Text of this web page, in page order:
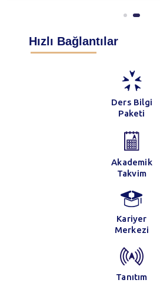
Hızlı Bağlantılar
Ders Bilgi
Paketi
Akademik
Takvim
Kariyer
Merkezi
Tanıtım